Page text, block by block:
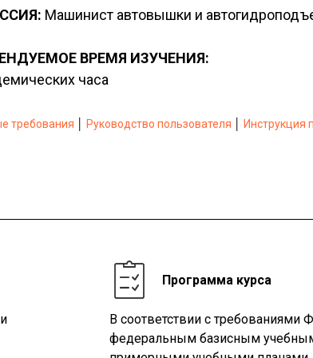
Машинист автовышки и
ВРЕМЯ ИЗУЧЕНИЯ:
часа
требования Руководство пользователя Инструкция
Программа курса
В соответствии с требованиями
федеральным базисным